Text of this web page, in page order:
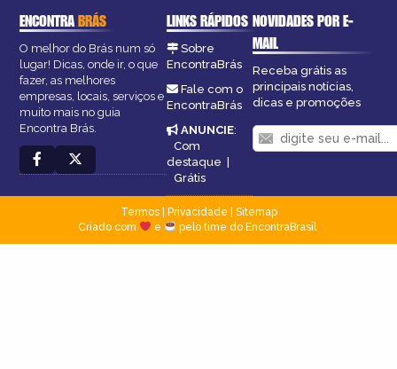
ENCONTRABRÁS
O melhor do Brás num só
lugar! Dicas, onde ir, o que
fazer, as melhores
empresas, locais, serviços e
muito mais no guia
Encontra Brás.
LINKS RÁPIDOS
Sobre
EncontraBrás
Fale com o
EncontraBrás
ANUNCIE:
Com
destaque |
Grátis
NOVIDADES POR E-
MAIL
Receba grátis as
principais notícias,
dicas e promoções
Termos| Privacidade
Sitemap
Criado com
e pelo time do EncontraBrasil